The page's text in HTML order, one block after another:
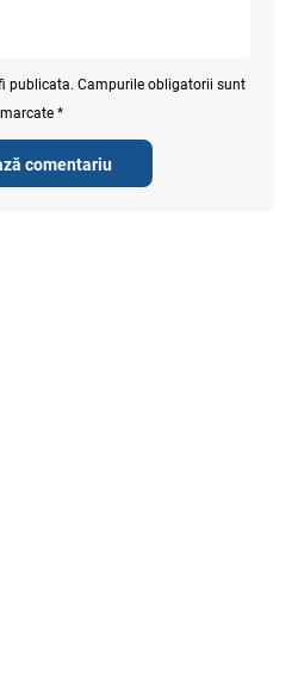
comentariu
publicata. Campurile obligatorii sunt
marcate *